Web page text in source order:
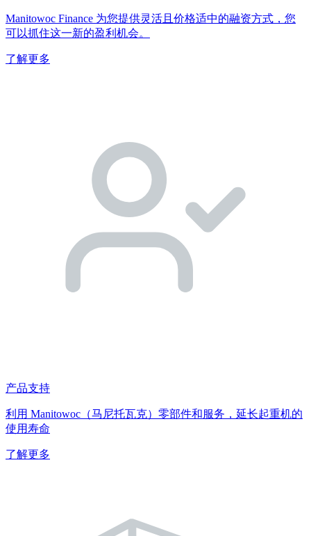
Manitowoc Finance 为您提供灵活且价格适中的融资方式，您
可以抓住这一新的盈利机会。
了解更多
产品支持
利用 Manitowoc（马尼托瓦克）零部件和服务，延长起重机的
使用寿命
了解更多